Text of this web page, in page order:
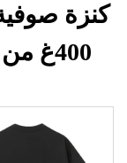
كنزة
400غ من قماش التيري الفرنسي